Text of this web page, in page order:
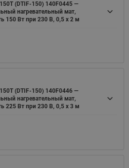
(DTIF-150) 140F0445 —
нагревательный мат,
150 Вт при 230 В, 0,5 х 2 м
(DTIF-150) 140F0446 —
нагревательный мат,
225 Вт при 230 В, 0,5 х 3 м